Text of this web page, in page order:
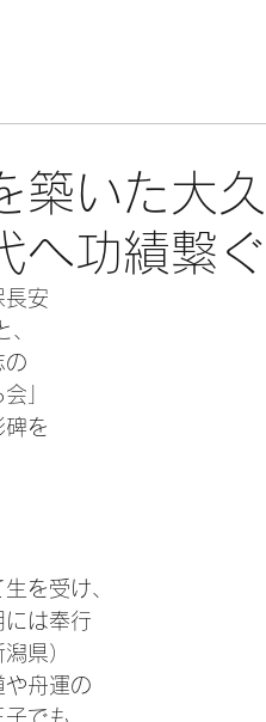
築いた大
功績繋ぐ
長安
の
」
碑を
を受け、
は奉行
県）
や舟運の
でも